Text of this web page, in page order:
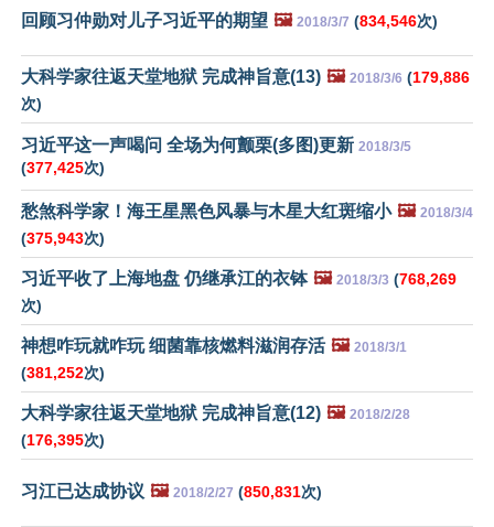
回顾习仲勋对儿子习近平的期望 🖼️ 2018/3/7 (834,546次)
大科学家往返天堂地狱 完成神旨意(13) 🖼️ 2018/3/6 (179,886
次)
习近平这一声喝问 全场为何颤栗(多图)更新 2018/3/5
(377,425次)
愁煞科学家！海王星黑色风暴与木星大红斑缩小 🖼️ 2018/3/4
(375,943次)
习近平收了上海地盘 仍继承江的衣钵 🖼️ 2018/3/3 (768,269
次)
神想咋玩就咋玩 细菌靠核燃料滋润存活 🖼️ 2018/3/1
(381,252次)
大科学家往返天堂地狱 完成神旨意(12) 🖼️ 2018/2/28
(176,395次)
习江已达成协议 🖼️ 2018/2/27 (850,831次)